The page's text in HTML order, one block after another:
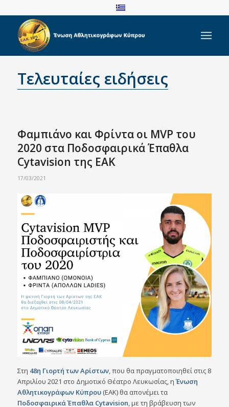
Τελευταίες ειδήσεις
Φαμπιάνο και Φρίντα οι MVP του
2020 στα Ποδοσφαιρικά Έπαθλα
Cytavision της ΕΑΚ
17/03/2021
Στη 48η Γιορτή τωνΑρίστων, που θα πραγματοποιηθεί στις 8
Απριλίου 2021 στο Δημοτικό Θέατρο Λευκωσίας, ηΈνωση
Αθλητικογράφων Κύπρου(ΕΑΚ) θα απονέμει τα
Ποδοσφαιρικά Έπαθλα Cytavision, με τη βράβευση των